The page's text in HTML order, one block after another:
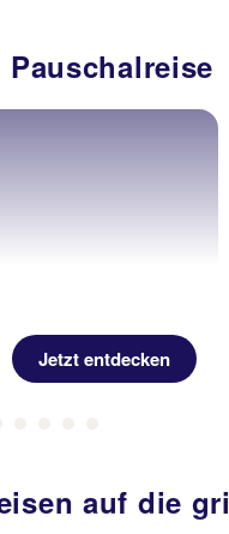
Jetzt entdecken
auf die